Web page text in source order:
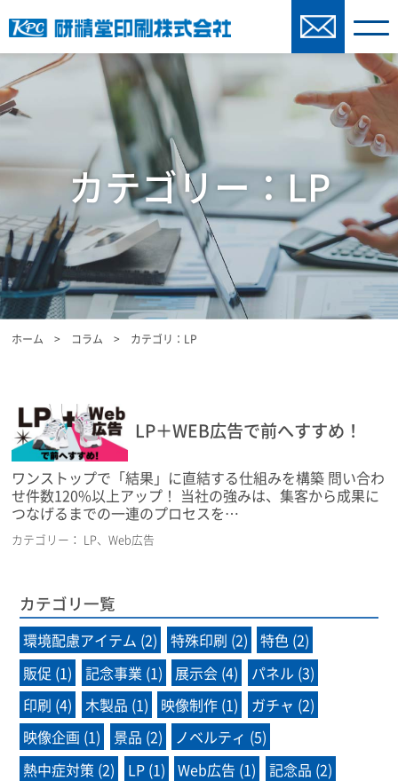
カテゴリー：LP
ホーム > コラム > カテゴリ：LP
LP＋WEB広告で前へすすめ！
ワンストップで「結果」に直結する仕組みを構築 問い合わ
せ件数120%以上アップ！ 当社の強みは、集客から成果に
つなげるまでの一連のプロセスを…
カテゴリー： LP Web広告
カテゴリ一覧
環境配慮アイテム (2) 特殊印刷 (2)
特色 (2)
販促 (1)
記念事業 (1) 展示会 (4)
パネル (3)
印刷 (4)
木製品 (1) 映像制作 (1)
ガチャ (2)
映像企画 (1)
景品 (2)
ノベルティ (5)
熱中症対策 (2)
LP (1) Web広告 (1)
記念品 (2)